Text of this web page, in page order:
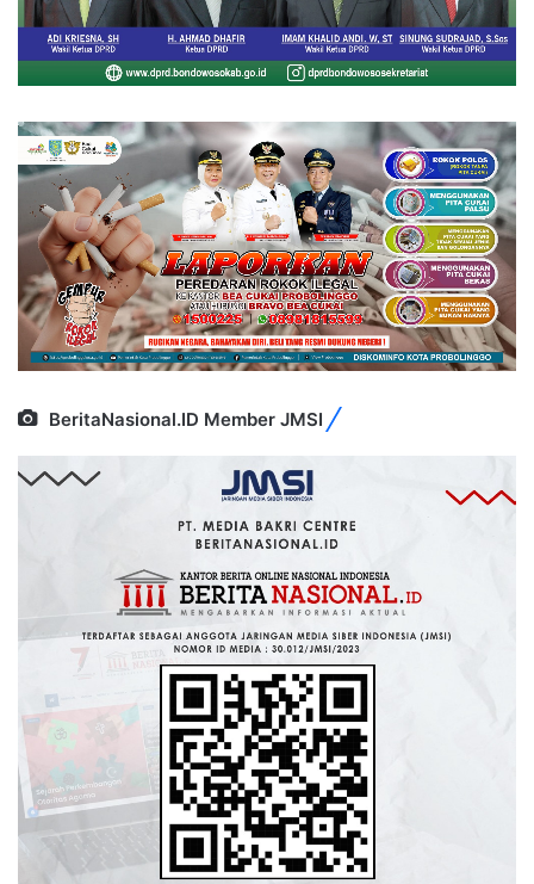
BeritaNasional.ID Member JMSI